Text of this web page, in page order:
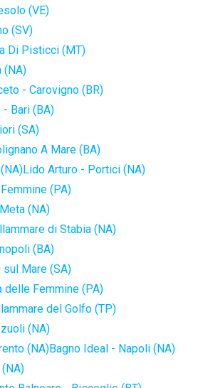
(VE)
(SV)
Di Pisticci (MT)
(NA)
- Carovigno (BR)
Bari (BA)
(SA)
A Mare (BA)
Lido Arturo - Portici (NA)
(PA)
(NA)
di Stabia (NA)
(BA)
Mare (SA)
Femmine (PA)
del Golfo (TP)
(NA)
(NA)Bagno Ideal - Napoli (NA)